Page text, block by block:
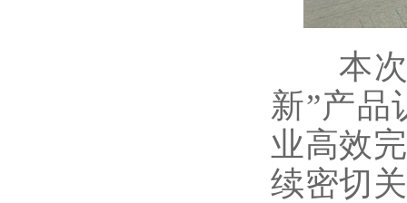
本次“
新”产品
业高效
续密切